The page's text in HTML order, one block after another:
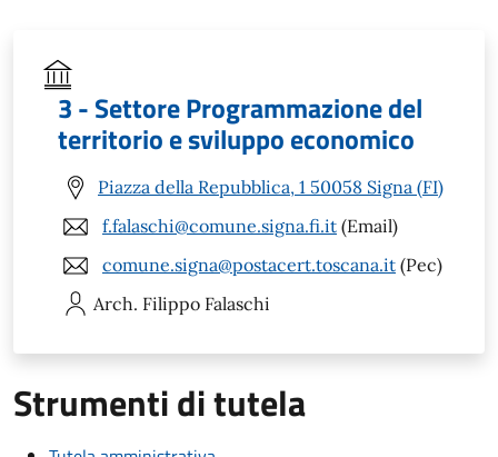
3 - Settore Programmazione del
territorio e sviluppo economico
Piazza della Repubblica, 1 50058 Signa (FI)
f.falaschi@comune.signa.fi.it (Email)
comune.signa@postacert.toscana.it (Pec)
Arch. Filippo Falaschi
Strumenti di tutela